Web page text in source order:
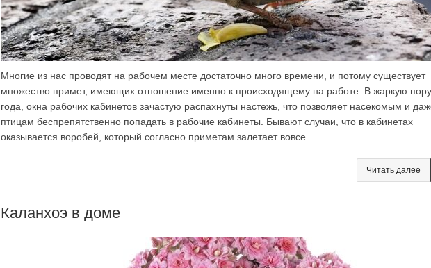
Многие из нас проводят на рабочем месте достаточно много времени, и потому существует
множество примет, имеющих отношение именно к происходящему на работе. В жаркую пору
года, окна рабочих кабинетов зачастую распахнуты настежь, что позволяет насекомым и
птицам беспрепятственно попадать в рабочие кабинеты. Бывают случаи, что в кабинетах
оказывается воробей, который согласно приметам залетает вовсе
Читать далее
Каланхоэ в доме